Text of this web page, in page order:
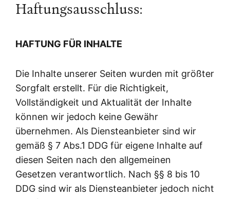
Haftungsausschluss:
HAFTUNG FÜR INHALTE
Die Inhalte unserer Seiten wurden mit größter
Sorgfalt erstellt. Für die Richtigkeit,
Vollständigkeit und Aktualität der Inhalte
können wir jedoch keine Gewähr
übernehmen. Als Diensteanbieter sind wir
gemäß § 7 Abs.1 DDG für eigene Inhalte auf
diesen Seiten nach den allgemeinen
Gesetzen verantwortlich. Nach §§ 8 bis 10
DDG sind wir als Diensteanbieter jedoch nicht